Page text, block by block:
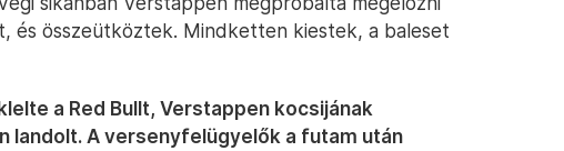
és összeütköztek. Mindketten kiestek, a baleset
a Red Bullt, Verstappen kocsijának
landolt. A versenyfelügyelők a futam után